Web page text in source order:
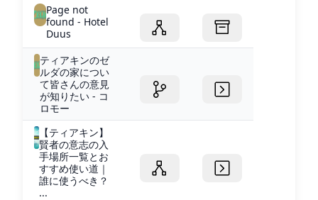
Page not
found - Hotel
Duus
ティアキンのゼ
ルダの家につい
て皆さんの意見
が知りたい - コ
ロモー
【ティアキン】
賢者の意志の入
手場所一覧とお
すすめ使い道｜
誰に使うべき？
...